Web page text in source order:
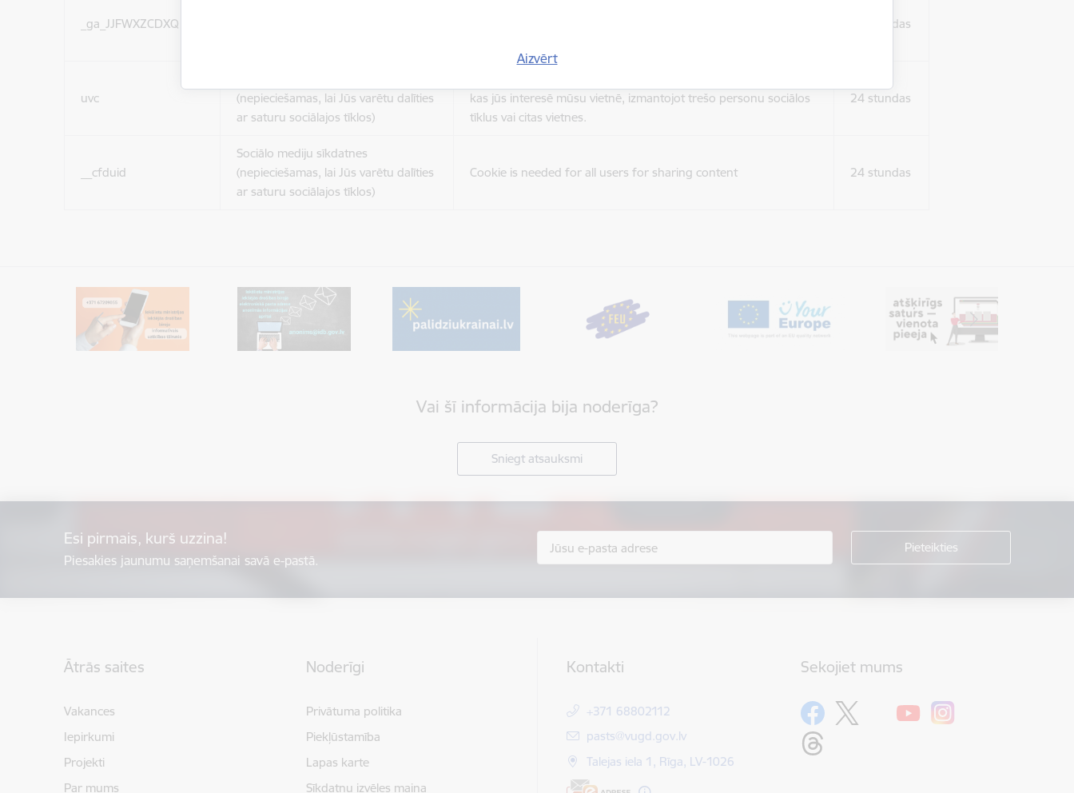
Aizvērt
_ga_JJFWXZCDXQ 24 stundas
uvc
(nepieciešamas, lai Jūs varētu dalīties
ar saturu sociālajos tīklos)
kas jūs interesē mūsu vietnē, izmantojot trešo personu sociālos
tīklus vai citas vietnes.
24 stundas
__cfduid
Sociālo mediju sīkdatnes
(nepieciešamas, lai Jūs varētu dalīties
ar saturu sociālajos tīklos)
Cookie is needed for all users for sharing content 24 stundas
Vai šī informācija bija noderīga?
Sniegt atsauksmi
Esi pirmais, kurš uzzina!
Piesakies jaunumu saņemšanai savā e-pastā.
Ātrās saites
Vakances
Iepirkumi
Projekti
Par mums
Noderīgi
Privātuma politika
Piekļūstamība
Lapas karte
Sīkdatņu izvēles maiņa
Kontakti
+371 68802112
E-pasts:
pasts@vugd.gov.lv
Talejas iela 1, Rīga, LV-1026
Sekojiet mums